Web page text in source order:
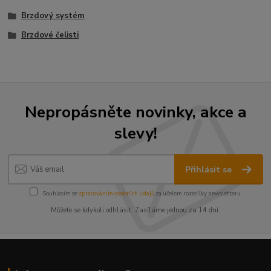
Brzdový systém
Brzdové čelisti
Nepropásněte novinky, akce a
slevy!
Přihlásit se
Souhlasím se zpracováním osobních údajůza účelem rozesílky newsletteru.
Můžete se kdykoli odhlásit. Zasíláme jednou za 14 dní.